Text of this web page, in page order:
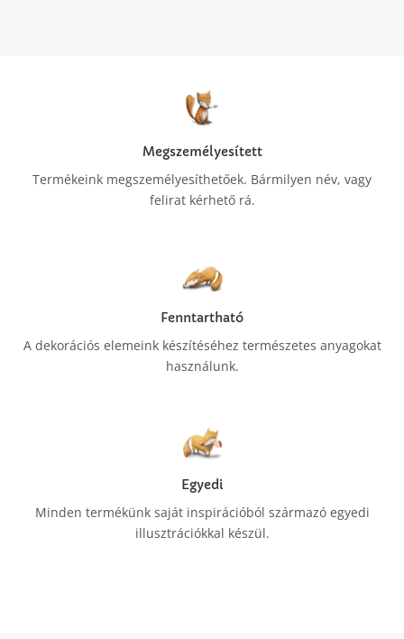
Megszemélyesített
Termékeink megszemélyesíthetőek. Bármilyen név, vagy
felirat kérhető rá.
Fenntartható
A dekorációs elemeink készítéséhez természetes anyagokat
használunk.
Egyedi
Minden termékünk saját inspirációból származó egyedi
illusztrációkkal készül.